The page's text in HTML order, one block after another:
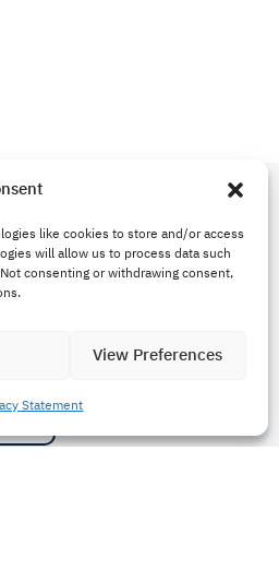
like cookies to store and/or access
will allow us to process data such
consenting or withdrawing consent,
View Preferences
Statement